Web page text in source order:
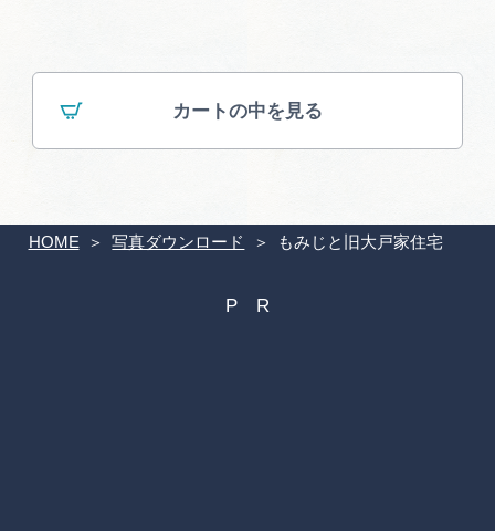
HOME 写真ダウンロード もみじと旧大戸家住宅
カートの中を見る